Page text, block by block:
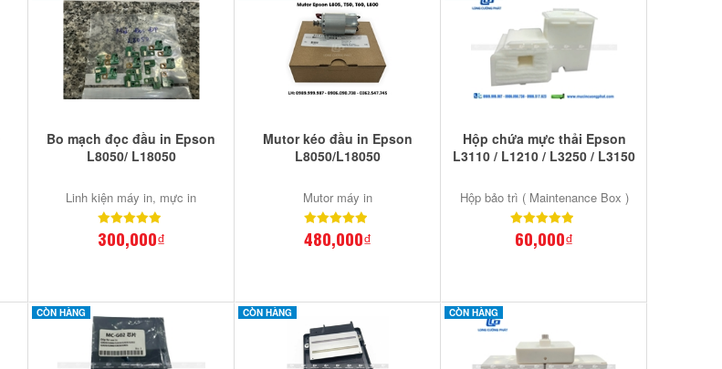
Bo mạch đọc đầu in Epson
L8050/ L18050
Linh kiện máy in, mực in
300,000₫
Mutor kéo đầu in Epson
L8050/L18050
Mutor máy in
480,000₫
Hộp chứa mực thải Epson
L3110 / L1210 / L3250 / L3150
Hộp bảo trì ( Maintenance Box )
60,000₫
CÒN HÀNG CÒN HÀNG CÒN HÀNG